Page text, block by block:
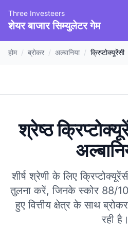
Three Investeers
शेयर बाजार सिम्युलेटर गेम
होम / ब्रोकर / अल्बानिया / क्रिप्टोक्यूरेंसी
श्रेष्ठ
शीर्ष श्रेणी के लिए
तुलना करें, जिनके स्कोर 88/
हुए वित्तीय क्षेत्र के साथ
रही है।